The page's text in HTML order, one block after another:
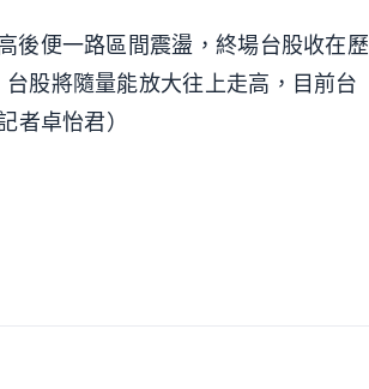
後便一路區間震盪，終場台股收在歷
股將隨量能放大往上走高，目前台
者卓怡君）